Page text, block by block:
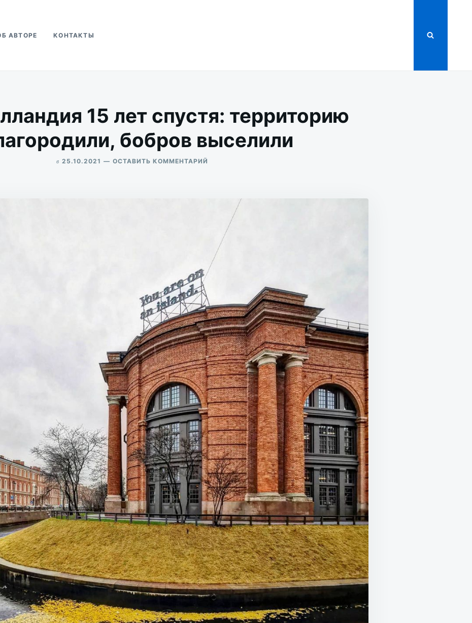
АВТОРЕ КОНТАКТЫ
15 лет спустя: территорию
бобров выселили
в 25.10.2021 ОСТАВИТЬ КОММЕНТАРИЙ
СПУСТЯ:
ТЕРРИТОРИЮ
ОБЛАГОРОДИЛИ,
БОБРОВ
ВЫСЕЛИЛИ